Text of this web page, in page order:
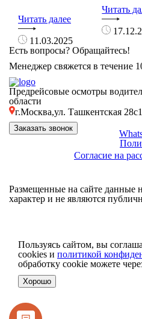
Читать далее
11.03.2025
Читать
Есть вопросы? Обращайтесь!
Менеджер свяжется в течение
Предрейсовые осмотры
области
г.Москва,ул. Ташкентская
Заказать звонок
Согласие на
Размещенные на сайте данные
характер и не являются
Пользуясь сайтом, вы
cookies и политикой
обработку cookie можете
Хорошо